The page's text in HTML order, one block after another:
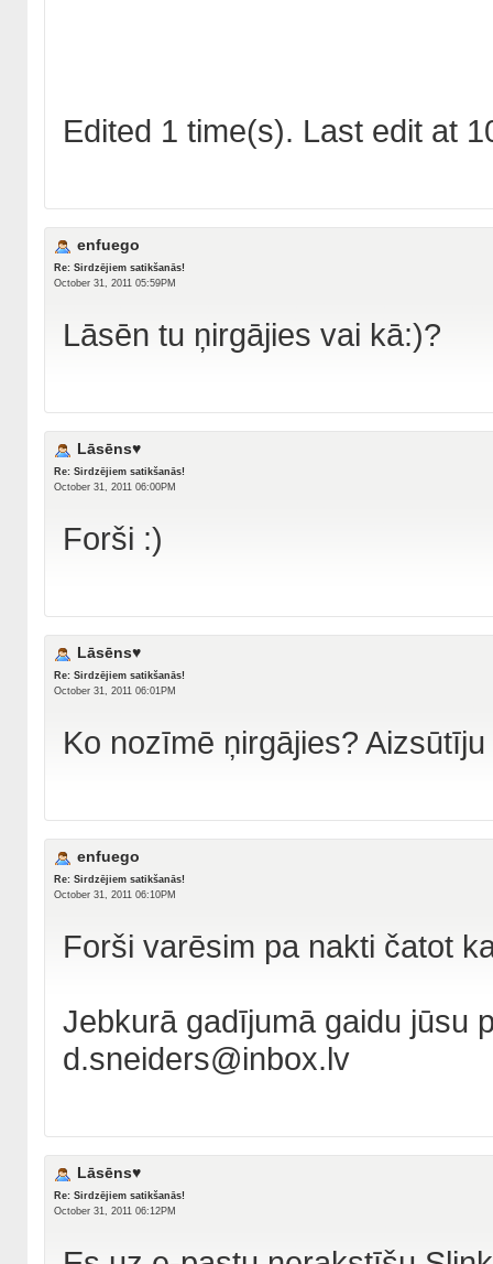
Edited 1 time(s). Last edit at
enfuego
Re: Sirdzējiem satikšanās!
October 31, 2011 05:59PM
Lāsēn tu ņirgājies vai kā:)?
Lāsēns♥
Re: Sirdzējiem satikšanās!
October 31, 2011 06:00PM
Forši :)
Lāsēns♥
Re: Sirdzējiem satikšanās!
October 31, 2011 06:01PM
Ko nozīmē ņirgājies?
enfuego
Re: Sirdzējiem satikšanās!
October 31, 2011 06:10PM
Forši varēsim pa nakti čatot
Jebkurā gadījumā gaidu jūsu
d.sneiders@inbox.lv
Lāsēns♥
Re: Sirdzējiem satikšanās!
October 31, 2011 06:12PM